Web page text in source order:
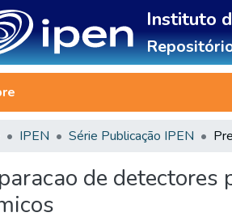
Instituto
IPEN Série Publicação IPEN
de